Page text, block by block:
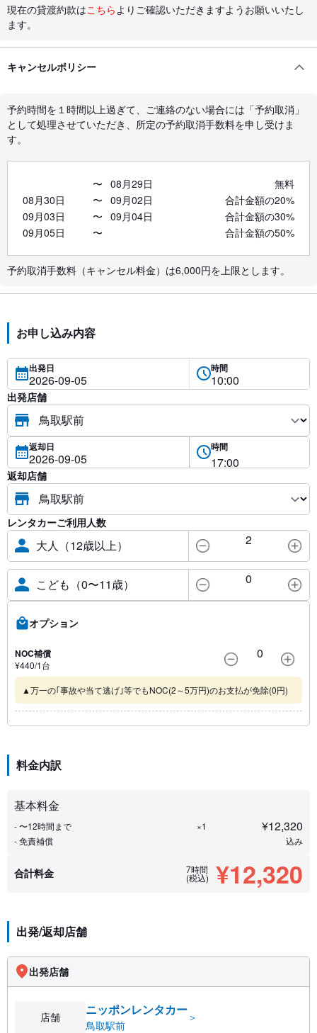
現在の貸渡約款はこちら よりご確認いただきますようお願いいたし
ます。
キャンセルポリシー
予約時間を１時間以上過ぎて、ご連絡のない場合には「予約取消」
として処理させていただき、所定の予約取消手数料を申し受けま
す。
〜 08月29日
無料
08月30日
〜 09月02日
合計金額の20%
09月03日
〜 09月04日
合計金額の30%
09月05日
〜 合計金額の50%
予約取消手数料（キャンセル料金）は6,000円を上限とします。
お申し込み内容
出発日 時間
出発店舗
返却日 時間
返却店舗
レンタカーご利用人数
大人（12歳以上） 2
こども（0〜11歳） 0
オプション
NOC補償
¥440/1台
0
▲万一の｢事故や当て逃げ｣等でもNOC(2～5万円)のお支払が免除(0円)
料金内訳
基本料金
- 〜12時間まで ×1 ¥12,320
- 免責補償 込み
合計料金 7時間
(税込) ¥12,320
出発/返却店舗
出発店舗
店舗 ニッポンレンタカー
鳥取駅前
＞